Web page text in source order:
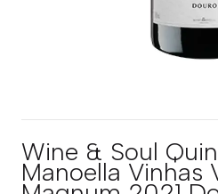
Wine & Soul
Manoella Vinhas